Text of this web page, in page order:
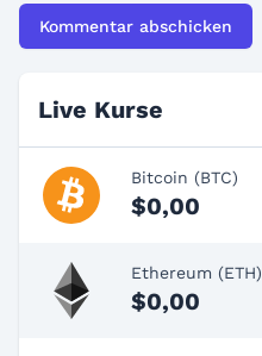
Live Kurse
Bitcoin (BTC)
$0,00
Ethereum (ETH)
$0,00